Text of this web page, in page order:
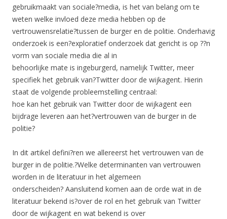
gebruikmaakt van sociale?media, is het van belang om te
weten welke invloed deze media hebben op de
vertrouwensrelatie?tussen de burger en de politie. Onderhavig
onderzoek is een?exploratief onderzoek dat gericht is op ??n
vorm van sociale media die al in
behoorlijke mate is ingeburgerd, namelijk Twitter, meer
specifiek het gebruik van?Twitter door de wijkagent. Hierin
staat de volgende probleemstelling centraal:
hoe kan het gebruik van Twitter door de wijkagent een
bijdrage leveren aan het?vertrouwen van de burger in de
politie?
In dit artikel defini?ren we allereerst het vertrouwen van de
burger in de politie.?Welke determinanten van vertrouwen
worden in de literatuur in het algemeen
onderscheiden? Aansluitend komen aan de orde wat in de
literatuur bekend is?over de rol en het gebruik van Twitter
door de wijkagent en wat bekend is over